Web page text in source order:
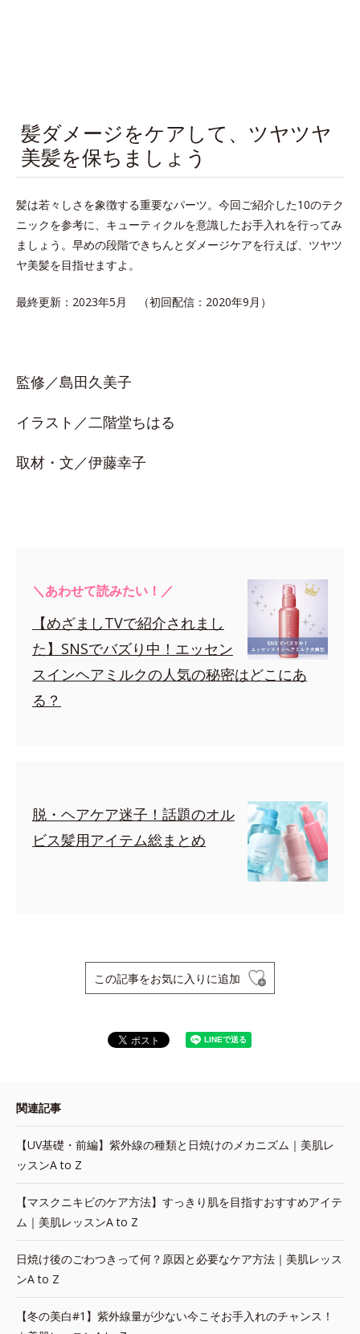
髪ダメージをケアして、ツヤツヤ
美髪を保ちましょう
髪は若々しさを象徴する重要なパーツ。今回ご紹介した10のテク
ニックを参考に、キューティクルを意識したお手入れを行ってみ
ましょう。早めの段階できちんとダメージケアを行えば、ツヤツ
ヤ美髪を目指せますよ。
最終更新：2023年5月 （初回配信：2020年9月）
監修／島田久美子
イラスト／二階堂ちはる
取材・文／伊藤幸子
＼あわせて読みたい！／
【めざましTVで紹介されまし
た】SNSでバズり中！エッセン
スインヘアミルクの人気の秘密はどこにあ
る？
脱・ヘアケア迷子！話題のオル
ビス髪用アイテム総まとめ
この記事をお気に入りに追加
関連記事
【UV基礎・前編】紫外線の種類と日焼けのメカニズム｜美肌レ
ッスンA to Z
【マスクニキビのケア方法】すっきり肌を目指すおすすめアイテ
ム｜美肌レッスンA to Z
日焼け後のごわつきって何？原因と必要なケア方法｜美肌レッス
ンA to Z
【冬の美白#1】紫外線量が少ない今こそお手入れのチャンス！